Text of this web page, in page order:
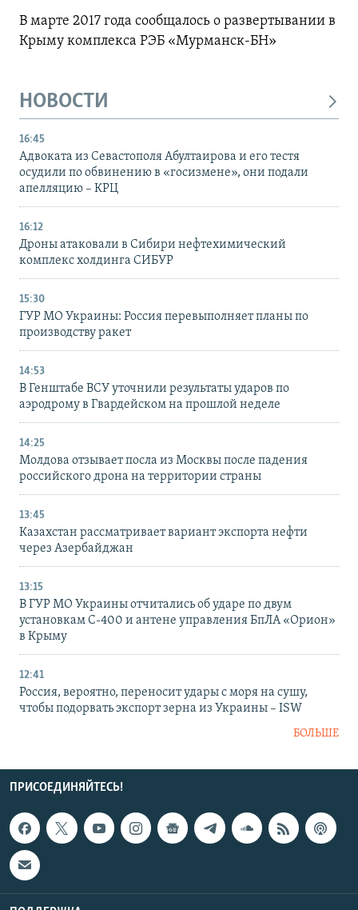
В марте 2017 года сообщалось о развертывании в
Крыму комплекса РЭБ «Мурманск-БН»
НОВОСТИ
16:45
Адвоката из Севастополя Абултаирова и его тестя
осудили по обвинению в «госизмене», они подали
апелляцию – КРЦ
16:12
Дроны атаковали в Сибири нефтехимический
комплекс холдинга СИБУР
15:30
ГУР МО Украины: Россия перевыполняет планы по
производству ракет
14:53
В Генштабе ВСУ уточнили результаты ударов по
аэродрому в Гвардейском на прошлой неделе
14:25
Молдова отзывает посла из Москвы после падения
российского дрона на территории страны
13:45
Казахстан рассматривает вариант экспорта нефти
через Азербайджан
13:15
В ГУР МО Украины отчитались об ударе по двум
установкам С-400 и антене управления БпЛА «Орион»
в Крыму
12:41
Россия, вероятно, переносит удары с моря на сушу,
чтобы подорвать экспорт зерна из Украины – ISW
БОЛЬШЕ
ПРИСОЕДИНЯЙТЕСЬ!